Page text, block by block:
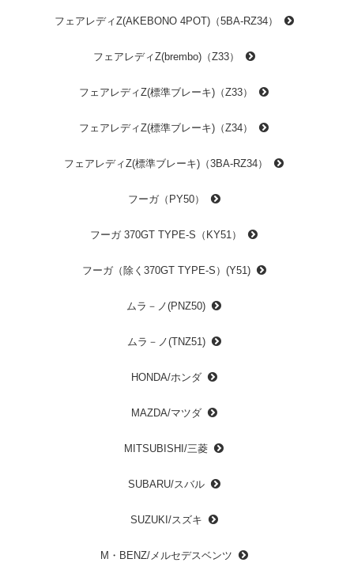
フェアレディZ(AKEBONO 4POT)（5BA-RZ34）
フェアレディZ(brembo)（Z33）
フェアレディZ(標準ブレーキ)（Z33）
フェアレディZ(標準ブレーキ)（Z34）
フェアレディZ(標準ブレーキ)（3BA-RZ34）
フーガ（PY50）
フーガ 370GT TYPE-S（KY51）
フーガ（除く370GT TYPE-S）(Y51)
ムラ－ノ(PNZ50)
ムラ－ノ(TNZ51)
HONDA/ホンダ
MAZDA/マツダ
MITSUBISHI/三菱
SUBARU/スバル
SUZUKI/スズキ
M・BENZ/メルセデスベンツ